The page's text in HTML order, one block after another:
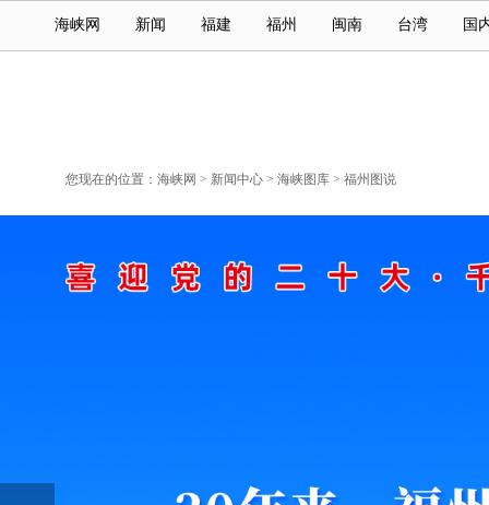
海峡网 新闻 福建 福州 闽南 台湾 国
您现在的位置： 海峡网 > 新闻中心 > 海峡图库 > 福州图说